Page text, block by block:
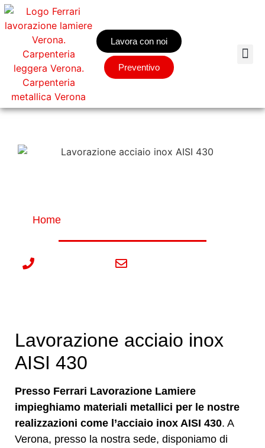
Lavora con noi
Preventivo
Home
Lavorazione acciaio inox
AISI 430
Presso Ferrari Lavorazione Lamiere
impieghiamo materiali metallici per le nostre
realizzazioni come l’acciaio inox AISI 430. A
Verona, presso la nostra sede, disponiamo di